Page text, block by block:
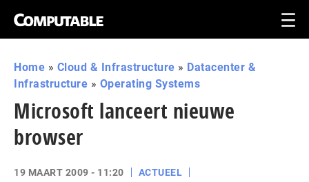
Home » Cloud & Infrastructure » Datacenter &
Infrastructure » Operating Systems
Microsoft lanceert nieuwe
browser
19 MAART 2009 - 11:20
ACTUEEL